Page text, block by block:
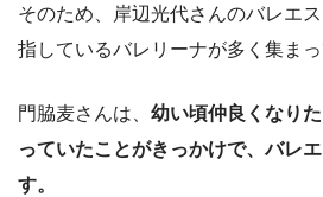
そのため、岸辺光代さんのバレエ
指しているバレリーナが多く集まっ
門脇麦さんは、 幼い頃仲良くなり
っていたことがきっかけで、バレ
す。